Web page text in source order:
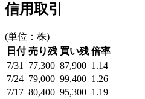
信用取引
(単位：株)
日付 売り残 買い残 倍率
7/31
77,300 87,900 1.14
7/24 79,000 99,400 1.26
7/17 80,400 95,300 1.19